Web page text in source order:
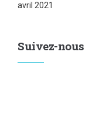
avril 2021
Suivez-nous